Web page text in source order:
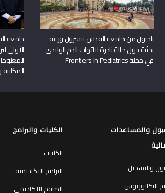
باحثون من جامعة القدس ينشرون ورقة
بحثية حول حالة نادرة لالتهاب الدم الوليدي
في مجلة Frontiers in Pediatrics
جامعة
الأولى
والمساعدات
والتسجيل
البكالوريوس
الكليات والبرامج
الكليات
البرامج الاكاديمية
الطاقم الاكاديمي